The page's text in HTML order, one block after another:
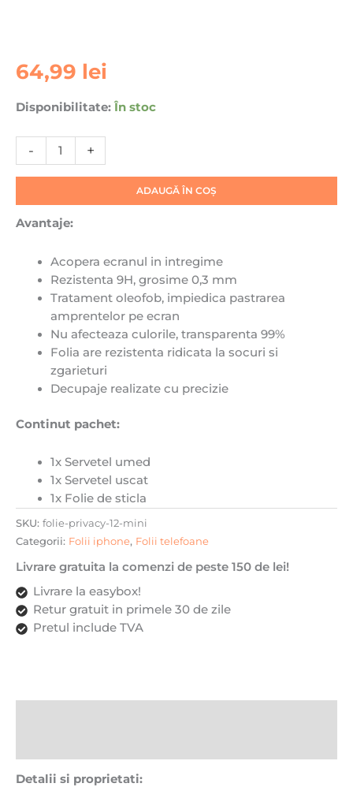
64,99 lei
Disponibilitate: În stoc
-
Cantitate
Folie
de
sticla
pentru
Mini
+
ADAUGĂ ÎN COȘ
Avantaje:
Acopera ecranul in intregime
Rezistenta 9H, grosime 0,3 mm
Tratament oleofob, impiedica pastrarea
amprentelor pe ecran
Nu afecteaza culorile, transparenta 99%
Folia are rezistenta ridicata la socuri si
zgarieturi
Decupaje realizate cu precizie
Continut pachet:
1x Servetel umed
1x Servetel uscat
1x Folie de sticla
SKU: folie-privacy-12-mini
Categorii: Folii iphone, Folii telefoane
Livrare gratuita la comenzi de peste 150 de lei!
Livrare la easybox!
Retur gratuit in primele 30 de zile
Pretul include TVA
Detalii si proprietati: